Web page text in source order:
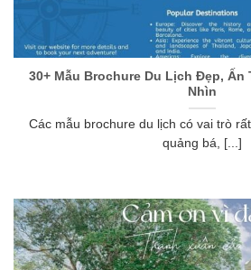
30+ Mẫu Brochure Du Lịch Đẹp,
Nhìn
Các mẫu brochure du lịch có vai trò
quảng bá, [...]